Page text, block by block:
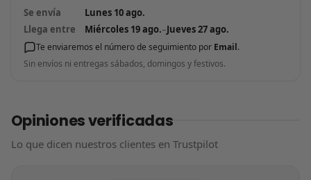
Se envía
Lunes 10 ago.
Llega entre
Miércoles 19 ago.–Jueves 27 ago.
Te enviaremos el número de seguimiento por Email.
Sin envíos ni entregas sábados, domingos y festivos.
Opiniones verificadas
Lo que dicen nuestros clientes en Trustpilot